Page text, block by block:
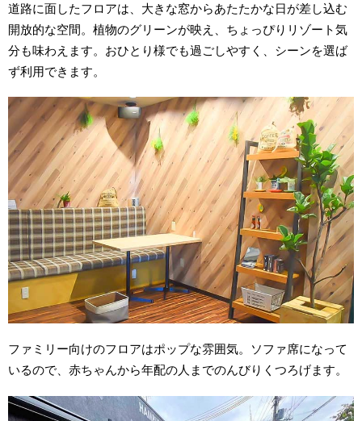
道路に面したフロアは、大きな窓からあたたかな日が差し込む
開放的な空間。植物のグリーンが映え、ちょっぴりリゾート気
分も味わえます。おひとり様でも過ごしやすく、シーンを選ば
ず利用できます。
ファミリー向けのフロアはポップな雰囲気。ソファ席になって
いるので、赤ちゃんから年配の人までのんびりくつろげます。